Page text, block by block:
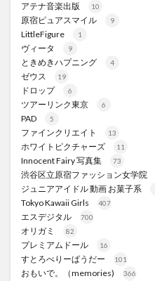
アテナ音楽出版 10
原宿ピュアスマイル 9
LittleFigure 1
ヴィータ 9
ときめきハプニング 4
ゼウス 19
ドロップ 6
ツアーリンク東京 6
PAD 5
ファインクリエイト 13
ホワイトピクチャーズ 11
Innocent Fairy 写真集 73
渋谷区立原宿ファッション女学院
ジュニアアイドル 動画 お菓子系
Tokyo Kawaii Girls 407
エスデジタル 700
オリガミ 82
プレミアムドール 16
すとろべりーぱうだー 101
おもいで。（memories) 366